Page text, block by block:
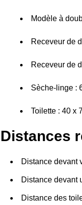
Modèle à
Receveur de
Receveur de
Sèche-linge :
Toilette : 40 x
Distances
Distance devant
Distance devant
Distance des